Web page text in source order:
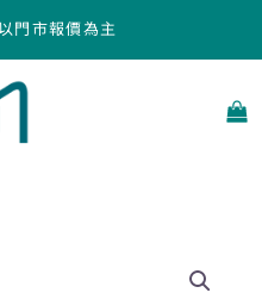
門市報價為主